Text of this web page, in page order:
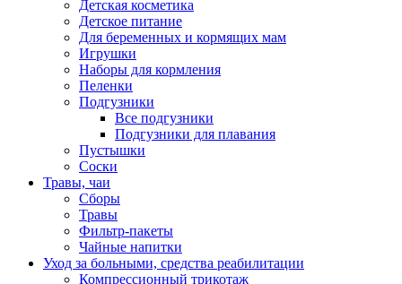
Детская косметика
Детское питание
Для беременных и кормящих мам
Игрушки
Наборы для кормления
Пеленки
Подгузники
Все подгузники
Подгузники для плавания
Пустышки
Соски
Травы, чаи
Сборы
Травы
Фильтр-пакеты
Чайные напитки
Уход за больными, средства реабилитации
Компрессионный трикотаж